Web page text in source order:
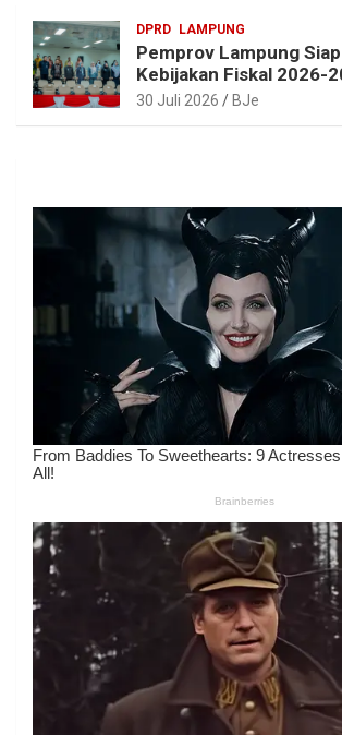
DPRD LAMPUNG
Pemprov Lampung
Kebijakan Fiskal 2026-
Realistis dan
30 Juli 2026 BJe